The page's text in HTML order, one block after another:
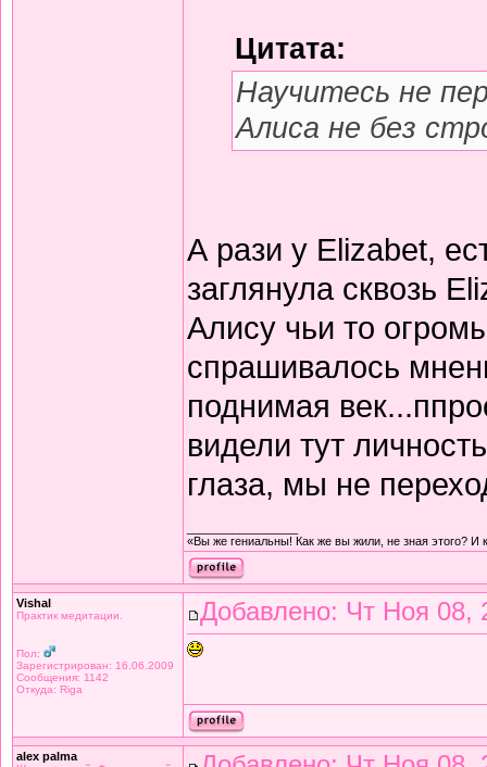
Цитата:
Научитесь не
Алиса не без
А рази у Elizabet,
заглянула сквозь
Алису чьи то
спрашивалось
поднимая
видели тут
глаза, мы не
«Вы же гениальны! Как же вы жили, не зная этого? И
Vishal
Практик медитации.
Пол:
Зарегистрирован: 16.06.2009
Сообщения: 1142
Откуда: Riga
Добавлено: Чт Ноя 08,
alex palma